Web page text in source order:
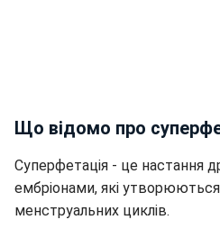
Що відомо про
Суперфетація - це настання
ембріонами, які
менструальних циклів.